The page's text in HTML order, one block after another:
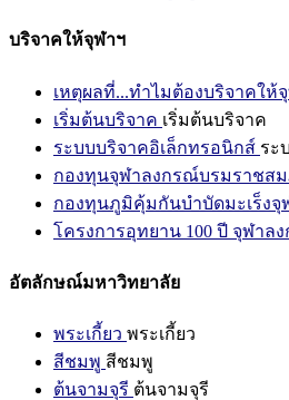
บริจาคให้จุฬาฯ
เหตุผลที่...ทำไมต้องบริจาคให้
เริ่มต้นบริจาค เริ่มต้นบริจาค
ระบบบริจาคอิเล็กทรอนิกส์ ระ
กองทุนจุฬาลงกรณ์บรมราชส
กองทุนภูมิคุ้มกันบำบัดมะเร็งจุ
โครงการอุทยาน 100 ปี จุฬาล
อัตลักษณ์มหาวิทยาลัย
พระเกี้ยว พระเกี้ยว
สีชมพู สีชมพู
ต้นจามจุรี ต้นจามจุรี